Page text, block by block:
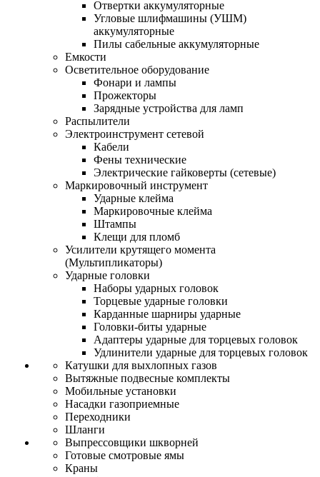
Отвертки аккумуляторные
Угловые шлифмашины (УШМ)
аккумуляторные
Пилы сабельные аккумуляторные
Емкости
Осветительное оборудование
Фонари и лампы
Прожекторы
Зарядные устройства для ламп
Распылители
Электроинструмент сетевой
Кабели
Фены технические
Электрические гайковерты (сетевые)
Маркировочный инструмент
Ударные клейма
Маркировочные клейма
Штампы
Клещи для пломб
Усилители крутящего момента
(Мультипликаторы)
Ударные головки
Наборы ударных головок
Торцевые ударные головки
Карданные шарниры ударные
Головки-биты ударные
Адаптеры ударные для торцевых головок
Удлинители ударные для торцевых головок
Катушки для выхлопных газов
Вытяжные подвесные комплекты
Мобильные установки
Насадки газоприемные
Переходники
Шланги
Выпрессовщики шкворней
Готовые смотровые ямы
Краны